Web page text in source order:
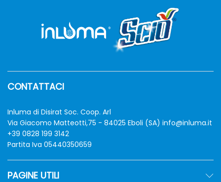
CONTATTACI
Inluma di Disirat Soc. Coop. Arl
Via Giacomo Matteotti,75 - 84025 Eboli (SA) info@inluma.it
+39 0828 199 3142
Partita Iva 05440350659
PAGINE UTILI